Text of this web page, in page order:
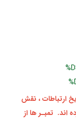
ارتباطات ، نقش
تمبـر ها از